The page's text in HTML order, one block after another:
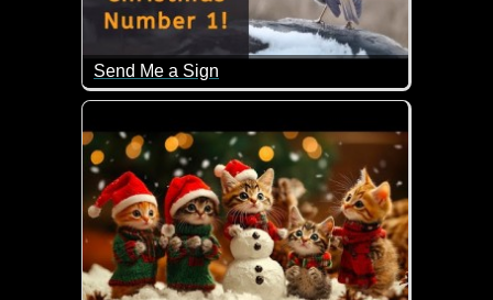
Send Me a Sign
Ein sehr emotionales Video, das viele von uns mit